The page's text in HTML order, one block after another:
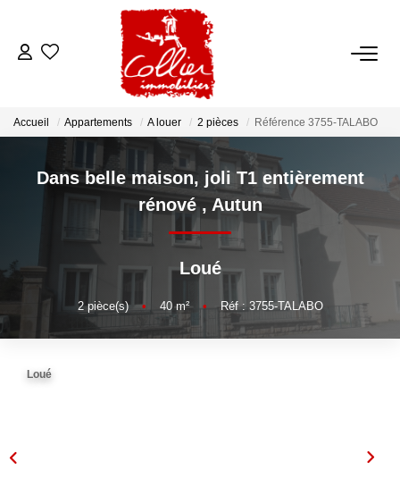
ACCUEIL
NOS ANNONCES
A Vendre
A Louer
NOS SERVICES
Transaction
Accueil Appartements A louer 2 pièces Référence 3755-TALABO
Dans belle maison, joli T1 entièrement
rénové, Autun
Loué
2pièce(s) • 40m² • Réf : 3755-TALABO
Loué